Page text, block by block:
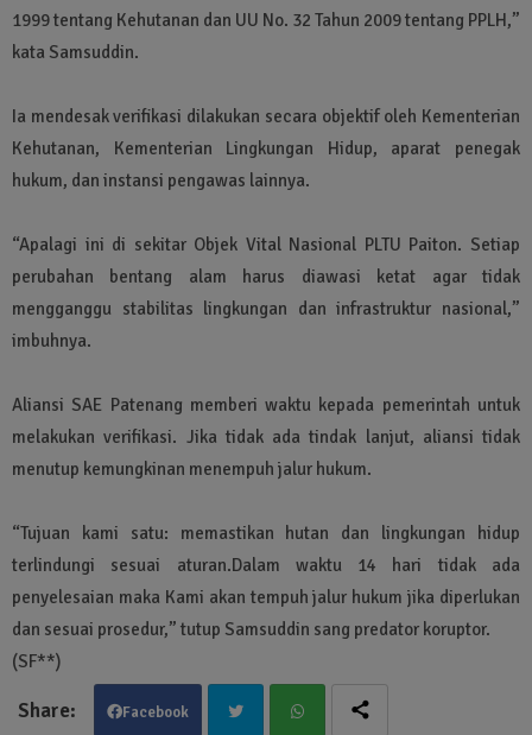
1999 tentang Kehutanan dan UU No. 32 Tahun 2009 tentang PPLH,”
kata Samsuddin.
Ia mendesak verifikasi dilakukan secara objektif oleh Kementerian
Kehutanan, Kementerian Lingkungan Hidup, aparat penegak
hukum, dan instansi pengawas lainnya.
“Apalagi ini di sekitar Objek Vital Nasional PLTU Paiton. Setiap
perubahan bentang alam harus diawasi ketat agar tidak
mengganggu stabilitas lingkungan dan infrastruktur nasional,”
imbuhnya.
Aliansi SAE Patenang memberi waktu kepada pemerintah untuk
melakukan verifikasi. Jika tidak ada tindak lanjut, aliansi tidak
menutup kemungkinan menempuh jalur hukum.
“Tujuan kami satu: memastikan hutan dan lingkungan hidup
terlindungi sesuai aturan.Dalam waktu 14 hari tidak ada
penyelesaian maka Kami akan tempuh jalur hukum jika diperlukan
dan sesuai prosedur,” tutup Samsuddin sang predator koruptor.
(SF**)
Facebook